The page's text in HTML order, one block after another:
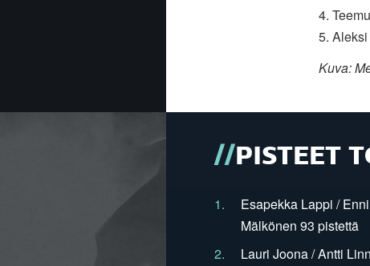
4.
5.
Kuva:
PISTEET
1.
Esapekka Lappi / Enni
Mälkönen 93 pistettä
2.
Lauri Joona / Antti